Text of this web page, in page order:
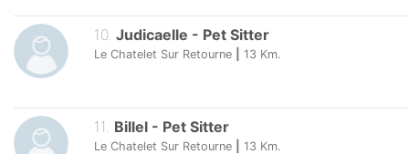
10. Judicaelle - Pet Sitter
Le Chatelet Sur Retourne 13 Km.
11 Billel - Pet Sitter
Le Chatelet Sur Retourne 13 Km.